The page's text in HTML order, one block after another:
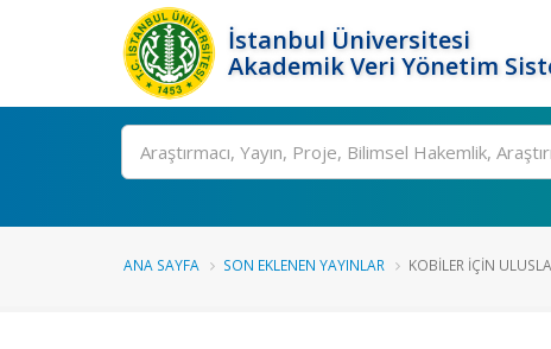
İstanbul Üniversitesi
Akademik Veri Yönetim
Ara
ANA SAYFA SON EKLENEN YAYINLAR KOBİLER İÇİN